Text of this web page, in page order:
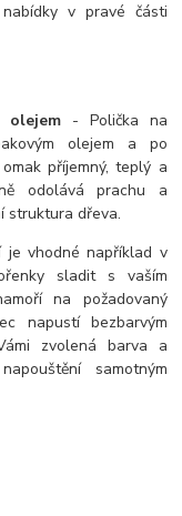
v pravé části
olejem - Polička na
olejem a po
příjemný, teplý a
odolává prachu a
struktura dřeva.
je vhodné například v
sladit s vaším
na požadovaný
napustí bezbarvým
zvolená barva a
samotným